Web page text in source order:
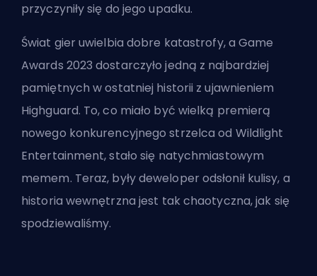
przyczyniły się do jego upadku.
Świat gier uwielbia dobre katastrofy, a Game
Awards 2023 dostarczyło jedną z najbardziej
pamiętnych w ostatniej historii z ujawnieniem
Highguard. To, co miało być wielką premierą
nowego konkurencyjnego strzelca od Wildlight
Entertainment, stało się natychmiastowym
memem. Teraz, były deweloper odsłonił kulisy, a
historia wewnętrzna jest tak chaotyczna, jak się
spodziewaliśmy.